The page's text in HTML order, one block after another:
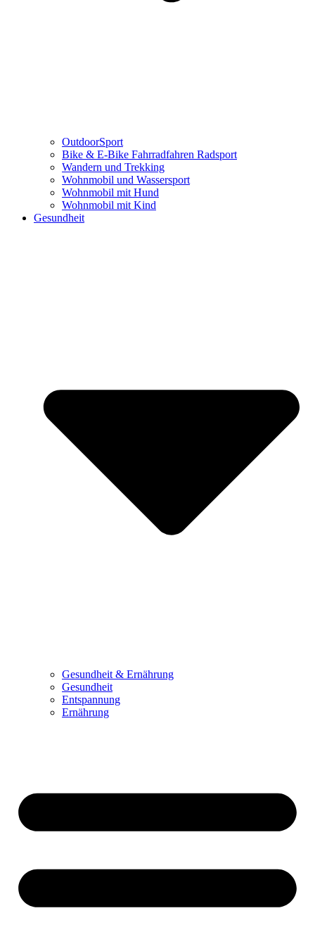
OutdoorSport
Bike & E-Bike Fahrradfahren Radsport
Wandern und Trekking
Wohnmobil und Wassersport
Wohnmobil mit Hund
Wohnmobil mit Kind
Gesundheit
Gesundheit & Ernährung
Gesundheit
Entspannung
Ernährung